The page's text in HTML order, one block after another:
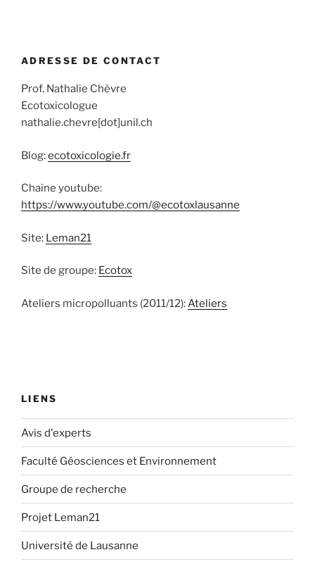
ADRESSE DE CONTACT
Prof. Nathalie Chèvre
Ecotoxicologue
nathalie.chevre[dot]unil.ch
Blog:ecotoxicologie.fr
Chaine youtube:
https://www.youtube.com/@ecotoxlausanne
Site: Leman21
Site de groupe: Ecotox
Ateliers micropolluants (2011/12):Ateliers
LIENS
Avis d'experts
Faculté Géosciences et Environnement
Groupe de recherche
Projet Leman21
Université de Lausanne